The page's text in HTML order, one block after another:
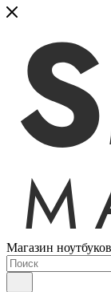
Магазин